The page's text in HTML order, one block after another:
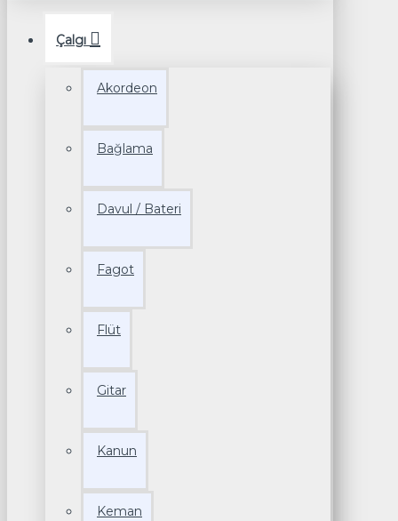
Çalgı
Akordeon
Bağlama
Davul / Bateri
Fagot
Flüt
Gitar
Kanun
Keman